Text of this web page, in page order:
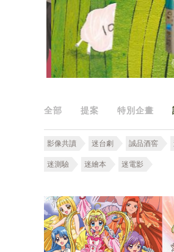
全部 提案 特別企畫
影像共讀 迷台劇 誠品酒窖
迷測驗 迷繪本 迷電影